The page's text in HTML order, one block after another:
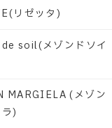
リゼッタ)
soil(メゾンドソイ
MARGIELA (メゾン
)